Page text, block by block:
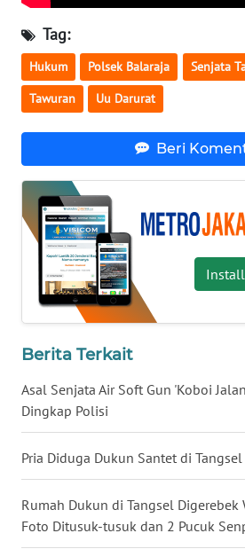
Tag:
Hukum Polsek Balaraja Senjata
Tawuran Uu Darurat
Beri
Berita Terkait
Asal Senjata Air Soft Gun 'Koboi
Dingkap Polisi
Pria Diduga Dukun Santet di
Rumah Dukun di Tangsel Digerebek
Foto Ditusuk-tusuk dan 2 Pucuk
WN
SULUT
WN
MALUKU
WN
DAIRI
WN
DANAU
TOBA
WN
WN
TAPANULI
SELATAN